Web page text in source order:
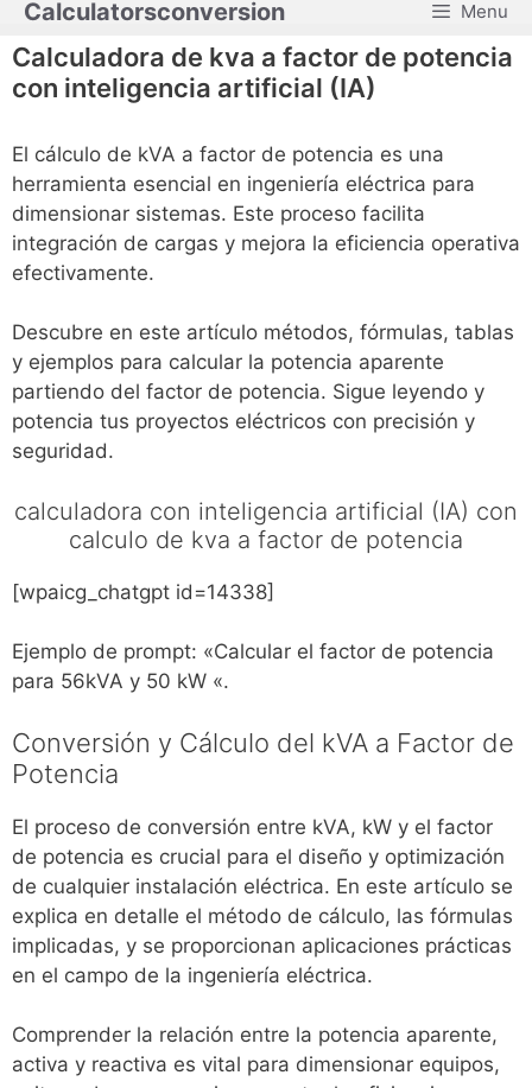
Saltar
contenido
Calculatorsconversion Menu
Calculadora de kva a factor de potencia
con inteligencia artificial (IA)
El cálculo de kVA a factor de potencia es una
herramienta esencial en ingeniería eléctrica para
dimensionar sistemas. Este proceso facilita
integración de cargas y mejora la eficiencia operativa
efectivamente.
Descubre en este artículo métodos, fórmulas, tablas
y ejemplos para calcular la potencia aparente
partiendo del factor de potencia. Sigue leyendo y
potencia tus proyectos eléctricos con precisión y
seguridad.
calculadora con inteligencia artificial (IA) con
calculo de kva a factor de potencia
[wpaicg_chatgpt id=14338]
Ejemplo de prompt: «Calcular el factor de potencia
para 56kVA y 50 kW «.
Conversión y Cálculo del kVA a Factor de
Potencia
El proceso de conversión entre kVA, kW y el factor
de potencia es crucial para el diseño y optimización
de cualquier instalación eléctrica. En este artículo se
explica en detalle el método de cálculo, las fórmulas
implicadas, y se proporcionan aplicaciones prácticas
en el campo de la ingeniería eléctrica.
Comprender la relación entre la potencia aparente,
activa y reactiva es vital para dimensionar equipos,